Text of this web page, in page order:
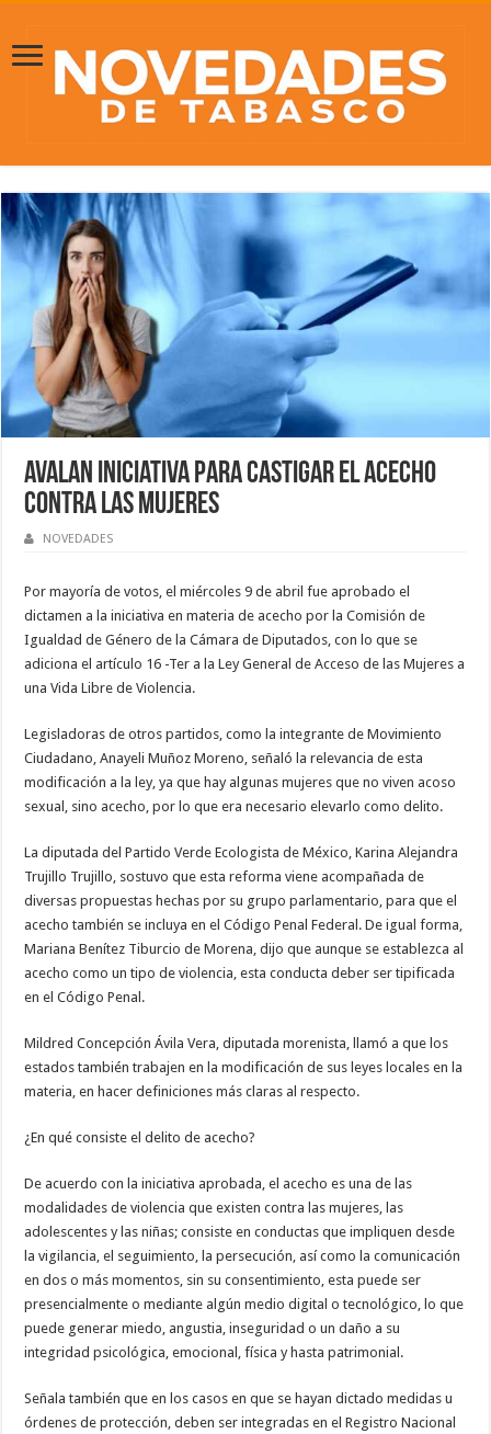
Avalan iniciativa para castigar el acecho
contra las mujeres
NOVEDADES
Por mayoría de votos, el miércoles 9 de abril fue aprobado el
dictamen a la iniciativa en materia de acecho por la Comisión de
Igualdad de Género de la Cámara de Diputados, con lo que se
adiciona el artículo 16 -Ter a la Ley General de Acceso de las Mujeres a
una Vida Libre de Violencia.
Legisladoras de otros partidos, como la integrante de Movimiento
Ciudadano, Anayeli Muñoz Moreno, señaló la relevancia de esta
modificación a la ley, ya que hay algunas mujeres que no viven acoso
sexual, sino acecho, por lo que era necesario elevarlo como delito.
La diputada del Partido Verde Ecologista de México, Karina Alejandra
Trujillo Trujillo, sostuvo que esta reforma viene acompañada de
diversas propuestas hechas por su grupo parlamentario, para que el
acecho también se incluya en el Código Penal Federal. De igual forma,
Mariana Benítez Tiburcio de Morena, dijo que aunque se establezca al
acecho como un tipo de violencia, esta conducta deber ser tipificada
en el Código Penal.
Mildred Concepción Ávila Vera, diputada morenista, llamó a que los
estados también trabajen en la modificación de sus leyes locales en la
materia, en hacer definiciones más claras al respecto.
¿En qué consiste el delito de acecho?
De acuerdo con la iniciativa aprobada, el acecho es una de las
modalidades de violencia que existen contra las mujeres, las
adolescentes y las niñas; consiste en conductas que impliquen desde
la vigilancia, el seguimiento, la persecución, así como la comunicación
en dos o más momentos, sin su consentimiento, esta puede ser
presencialmente o mediante algún medio digital o tecnológico, lo que
puede generar miedo, angustia, inseguridad o un daño a su
integridad psicológica, emocional, física y hasta patrimonial.
Señala también que en los casos en que se hayan dictado medidas u
órdenes de protección, deben ser integradas en el Registro Nacional